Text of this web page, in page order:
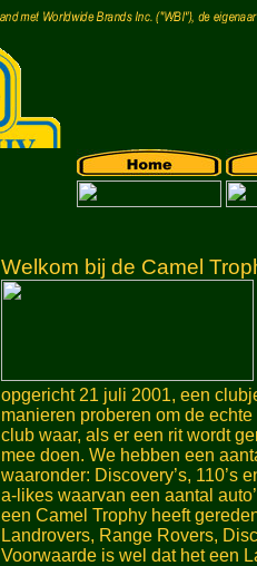
Welkom bij de Camel
opgericht 21 juli 2001, een
manieren proberen om de
club waar, als er een rit wordt
mee doen. We hebben een
waaronder: Discovery’s, 110’s
a-likes waarvan een aantal
een Camel Trophy heeft
Landrovers, Range Rovers,
Voorwaarde is wel dat het een